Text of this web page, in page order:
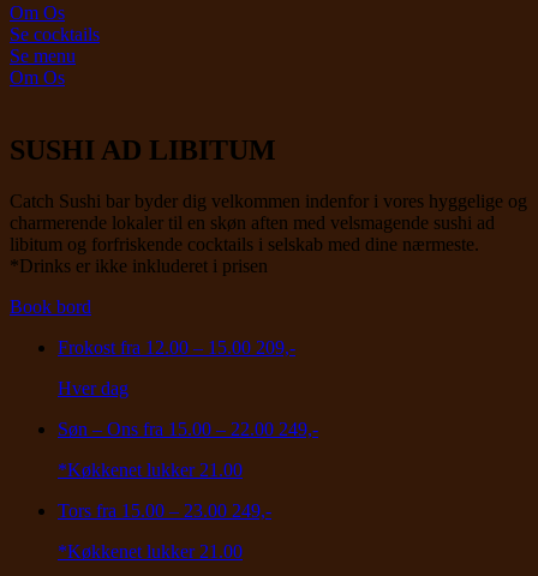
Om Os
Se cocktails
Se menu
Om Os
SUSHI AD LIBITUM
Catch Sushi bar byder dig velkommen indenfor i vores hyggelige og
charmerende lokaler til en skøn aften med velsmagende sushi ad
libitum og forfriskende cocktails i selskab med dine nærmeste.
*Drinks er ikke inkluderet i prisen
Book bord
Frokost fra 12.00 – 15.00 209,-
Hver dag
Søn – Ons fra 15.00 – 22.00 249,-
*Køkkenet lukker 21.00
Tors fra 15.00 – 23.00 249,-
*Køkkenet lukker 21.00